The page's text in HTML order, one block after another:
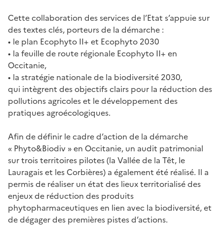
Cette collaboration des services de l’Etat s’appuie sur
des textes clés, porteurs de la démarche :
• le plan Ecophyto II+ et Ecophyto 2030
• la feuille de route régionale Ecophyto II+ en
Occitanie,
• la stratégie nationale de la biodiversité 2030,
qui intègrent des objectifs clairs pour la réduction des
pollutions agricoles et le développement des
pratiques agroécologiques.
Afin de définir le cadre d’action de la démarche
« Phyto&Biodiv » en Occitanie, un audit patrimonial
sur trois territoires pilotes (la Vallée de la Têt, le
Lauragais et les Corbières) a également été réalisé. Il a
permis de réaliser un état des lieux territorialisé des
enjeux de réduction des produits
phytopharmaceutiques en lien avec la biodiversité, et
de dégager des premières pistes d’actions.